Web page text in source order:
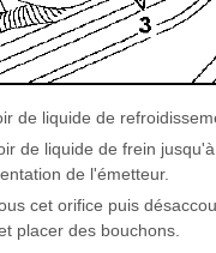
de liquide de
de liquide de frein
de l'émetteur.
cet orifice puis
placer des bouchons.